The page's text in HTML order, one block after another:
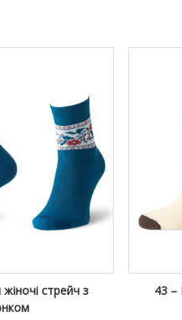
стрейч з
43 –